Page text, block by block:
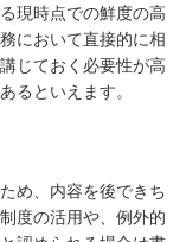
現時点での鮮度の高
において直接的に相
じておく必要性が高
るといえます。
め、内容を後できち
度の活用や、例外的